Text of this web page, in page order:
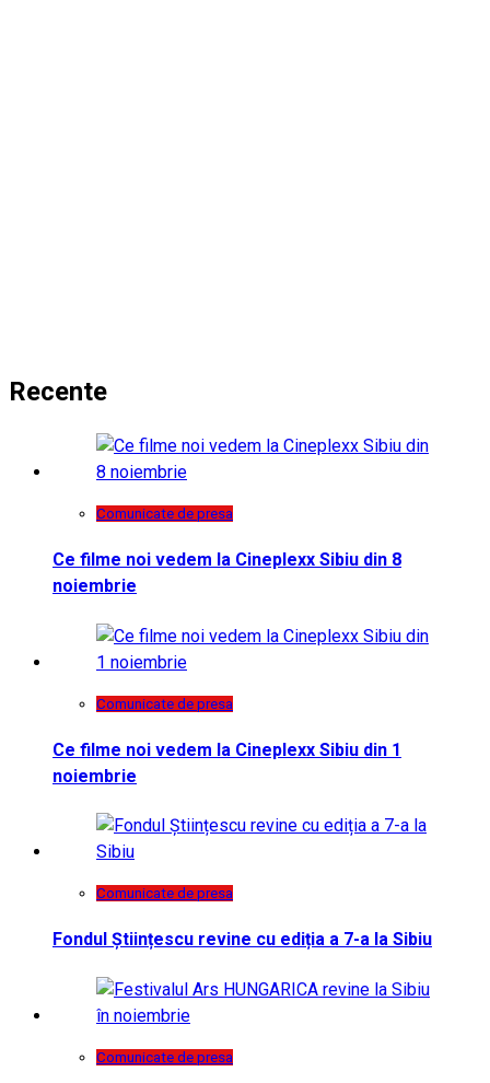
Recente
Comunicate de presa
Ce filme noi vedem la Cineplexx Sibiu din 8
noiembrie
Comunicate de presa
Ce filme noi vedem la Cineplexx Sibiu din 1
noiembrie
Comunicate de presa
Fondul Științescu revine cu ediția a 7-a la Sibiu
Comunicate de presa